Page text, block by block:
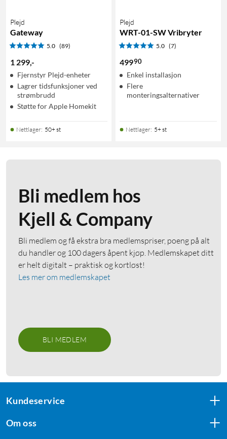
Plejd
Gateway
5.0 (89)
1 299,-
Fjernstyr Plejd-enheter
Lagrer tidsfunksjoner ved
strømbrudd
Støtte for Apple Homekit
Nettlager: 50+ st
Plejd
WRT-01-SW Vribryter
5.0 (7)
49990
Enkel installasjon
Flere
monteringsalternativer
Nettlager: 5+ st
Bli medlem hos
Kjell & Company
Bli medlem og få ekstra bra medlemspriser, poeng på alt
du handler og 100 dagers åpent kjøp. Medlemskapet ditt
er helt digitalt – praktisk og kortløst!
Les mer om medlemskapet
BLI MEDLEM
Kundeservice
Om oss